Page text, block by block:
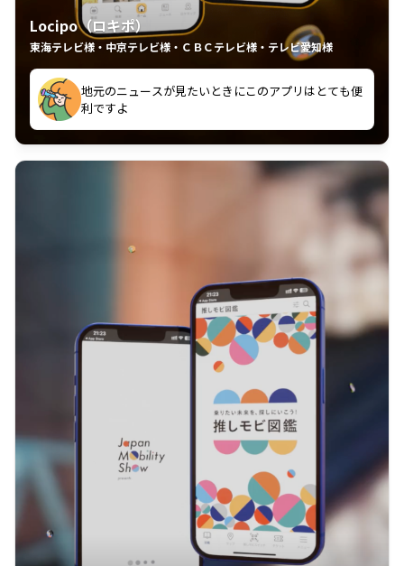
Locipo（ロキポ）
東海テレビ様・中京テレビ様・ＣＢＣテレビ様・テレビ愛知様
中京テレビのおもしろ番組が視聴可能地域外からも見
れるの嬉しいポイント
いつも利用させていただいております！